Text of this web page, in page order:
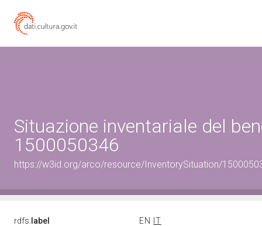
Situazione inventariale del
1500050346
https://w3id.org/arco/resource/InventorySituation/
rdfs: label EN
IT